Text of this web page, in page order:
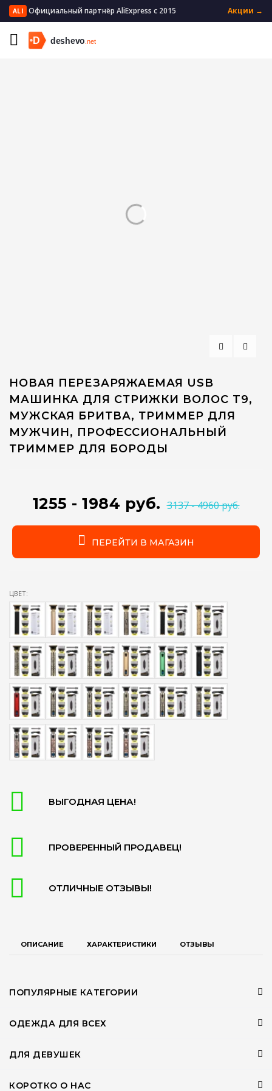
ALI Официальный партнёр AliExpress с 2015 Акции →
Главная Бытовая техника
Триммеры для волос
НОВАЯ ПЕРЕЗАРЯЖАЕМАЯ USB
МАШИНКА ДЛЯ СТРИЖКИ ВОЛОС T9,
МУЖСКАЯ БРИТВА, ТРИММЕР ДЛЯ
МУЖЧИН, ПРОФЕССИОНАЛЬНЫЙ
ТРИММЕР ДЛЯ БОРОДЫ
1255 - 1984 руб. 3137 - 4960 руб.
ПЕРЕЙТИ В МАГАЗИН
ЦВЕТ:
ВЫГОДНАЯ ЦЕНА!
ПРОВЕРЕННЫЙ ПРОДАВЕЦ!
ОТЛИЧНЫЕ ОТЗЫВЫ!
ОПИСАНИЕ ХАРАКТЕРИСТИКИ ОТЗЫВЫ
ПОПУЛЯРНЫЕ КАТЕГОРИИ
ОДЕЖДА ДЛЯ ВСЕХ
ДЛЯ ДЕВУШЕК
КОРОТКО О НАС